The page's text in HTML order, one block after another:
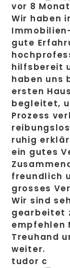
vor 8
Wir haben
gute
hilfsbereit
haben uns
ersten
begleitet,
Prozess
ruhig
ein gutes
freundlich
grosses
Wir sind
gearbeitet
empfehlen
Treuhand
weiter.
tudor c